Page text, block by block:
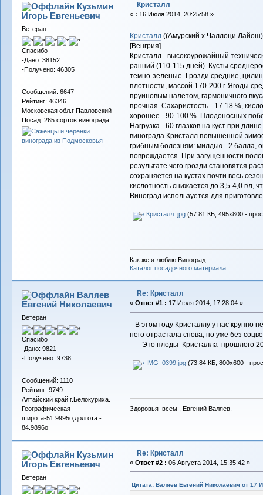
Кузьмин
Игорь Евгеньевич
Ветеран
Спасибо
-Дано: 38152
-Получено: 46305
Сообщений: 6647
Рейтинг: 46346
Московская обл.г Павловский
Посад. 265 сортов винограда.
Кристалл
« : 16 Июля 2014, 20:25:58 »
Кристалл((Амурский x Чаллоци
[Венгрия]
Кристалл - высокоурожайный
ранний (110-115 дней). Кусты
темно-зеленые. Грозди средние,
плотности, массой 170-200 г. Ягоды
пруиновым налетом, гармоничного
прочная. Сахаристость - 17-18 %,
хорошее - 90-100 %. Плодоносных
Нагрузка - 60 глазков на куст при
винограда Кристалл повышенной
грибным болезням: милдью - 2 балла,
повреждается. При загущенности
результате чего грозди становятся
сохраняется на кустах почти весь
кислотность снижается до 3,5-4,0 г/л,
Виноград используется для
Кристалл..jpg(57.81 КБ, 495x800 -
Как же я люблю Виноград.
Каталог посадочного материала
Валяев
Евгений Николаевич
Ветеран
Спасибо
-Дано: 9821
-Получено: 9738
Сообщений: 1110
Рейтинг: 9749
Алтайский край г.Белокуриха.
Географическая
широта-51.9995о,долгота -
84.9896о
Re: Кристалл
« Ответ #1 : 17 Июля 2014, 17:28:04 »
В этом году Кристаллу у нас крупно
него отрастала снова, но уже без
Это плоды Кристалла прошлого
IMG_0399.jpg(73.84 КБ, 800x600 -
Здоровья всем , Евгений Валяев.
Кузьмин
Игорь Евгеньевич
Ветеран
Re: Кристалл
« Ответ #2 : 06 Августа 2014, 15:35:42 »
Цитата: Валяев Евгений Николаевич от 17